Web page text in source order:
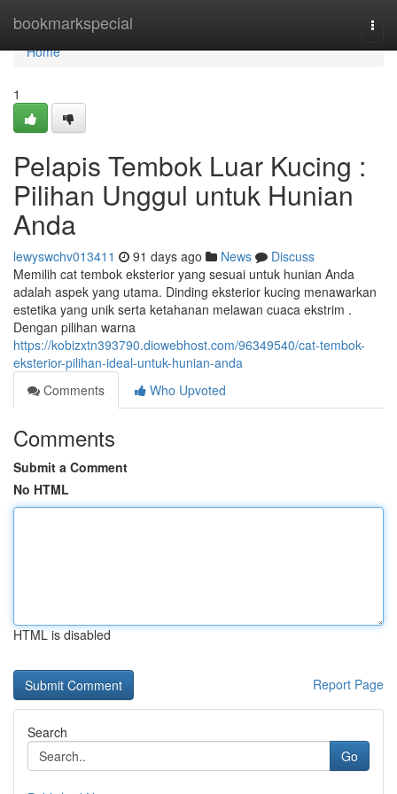
bookmarkspecial
Home
Home
1
Pelapis Tembok Luar Kucing :
Pilihan Unggul untuk Hunian
Anda
lewyswchv013411 91 days ago News
Discuss
Memilih cat tembok eksterior yang sesuai untuk hunian Anda
adalah aspek yang utama. Dinding eksterior kucing menawarkan
estetika yang unik serta ketahanan melawan cuaca ekstrim .
Dengan pilihan warna
https://kobizxtn393790.diowebhost.com/96349540/cat-tembok-
eksterior-pilihan-ideal-untuk-hunian-anda
Comments
Who Upvoted
Comments
Submit a Comment
No HTML
HTML is disabled
Report Page
Search
Go